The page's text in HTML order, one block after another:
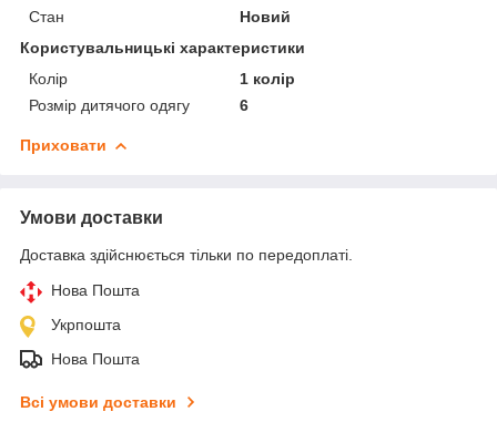
Стан
Новий
Користувальницькі характеристики
Колір
1 колір
Розмір дитячого одягу
6
Приховати
Умови доставки
Доставка здійснюється тільки по передоплаті.
Нова Пошта
Укрпошта
Нова Пошта
Всі умови доставки